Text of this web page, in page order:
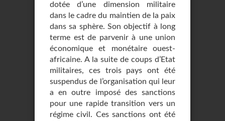
dotée d’une dimension militaire
dans le cadre du maintien de la paix
dans sa sphère. Son objectif à long
terme est de parvenir à une union
économique et monétaire ouest-
africaine. A la suite de coups d’Etat
militaires, ces trois pays ont été
suspendus de l’organisation qui leur
a en outre imposé des sanctions
pour une rapide transition vers un
régime civil. Ces sanctions ont été